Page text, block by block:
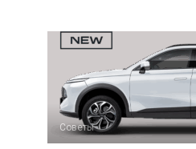
Советы